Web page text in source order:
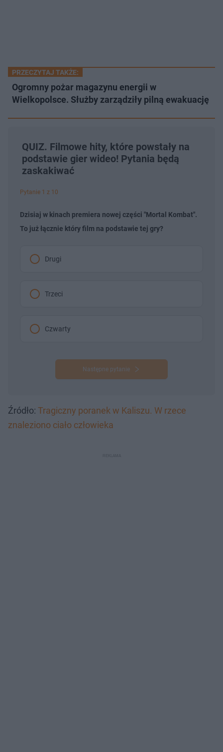
PRZECZYTAJ TAKŻE:
Ogromny pożar magazynu energii w
Wielkopolsce. Służby zarządziły pilną ewakuację
QUIZ. Filmowe hity, które powstały na
podstawie gier wideo! Pytania będą
zaskakiwać
Pytanie 1 z 10
Dzisiaj w kinach premiera nowej części "Mortal Kombat".
To już łącznie który film na podstawie tej gry?
Drugi
Trzeci
Czwarty
Następne pytanie
Źródło: Tragiczny poranek w Kaliszu. W rzece
znaleziono ciało człowieka